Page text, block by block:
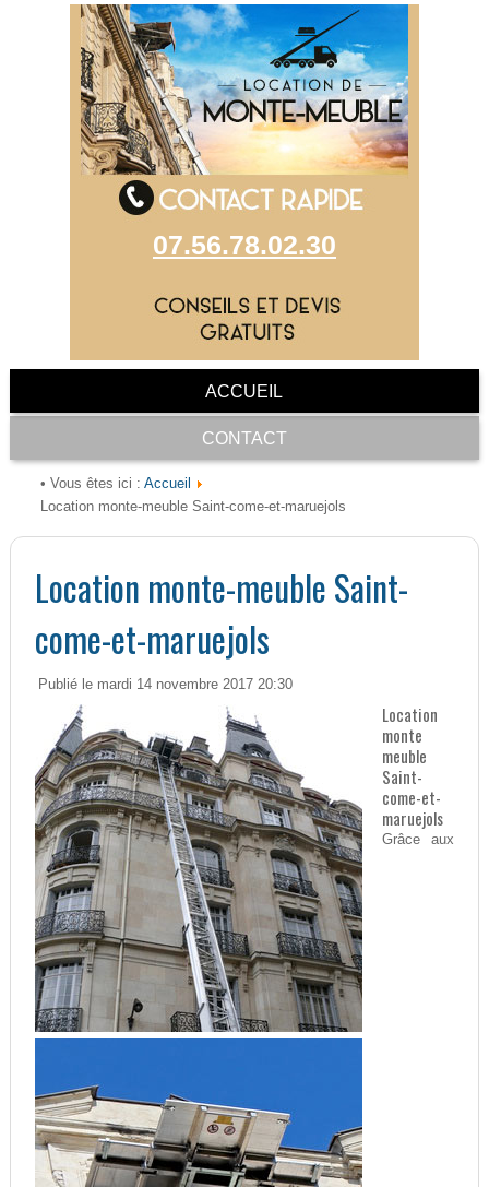
07.56.78.02.30
ACCUEIL
CONTACT
• Vous êtes ici : Accueil
Location monte-meuble Saint-come-et-maruejols
Location monte-meuble Saint-
come-et-maruejols
Publié le mardi 14 novembre 2017 20:30
Location
monte
meuble
Saint-
come-et-
maruejols
Grâce aux